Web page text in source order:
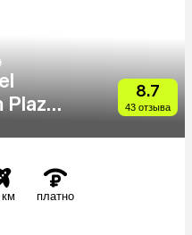
Plaza
8.7
43 отзыва
платно